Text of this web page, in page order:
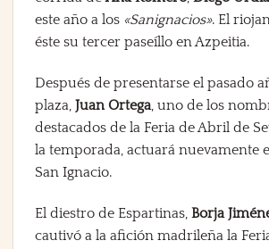
este año a los «Sanignacios». El
éste su tercer paseíllo en Azpeitia.
Después de presentarse el pasado
plaza, Juan Ortega, uno de los
destacados de la Feria de Abril de
la temporada, actuará nuevamente
San Ignacio.
El diestro de Espartinas, Borja
cautivó a la afición madrileña la